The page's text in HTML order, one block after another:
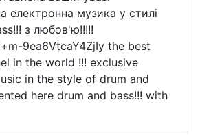
електронна музика у стилі
з любов'ю!!!!!
9ea6VtcaY4ZjIy the best
in the world !!! exclusive
in the style of drum and
here drum and bass!!! with